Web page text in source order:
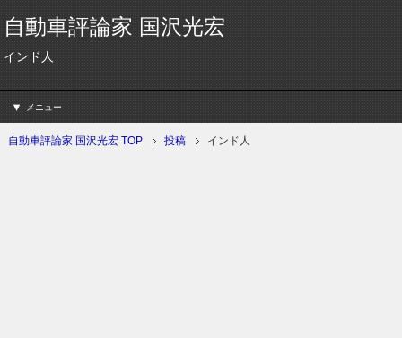
自動車評論家 国沢光宏
インド人
メニュー
自動車評論家 国沢光宏 TOP 投稿 インド人